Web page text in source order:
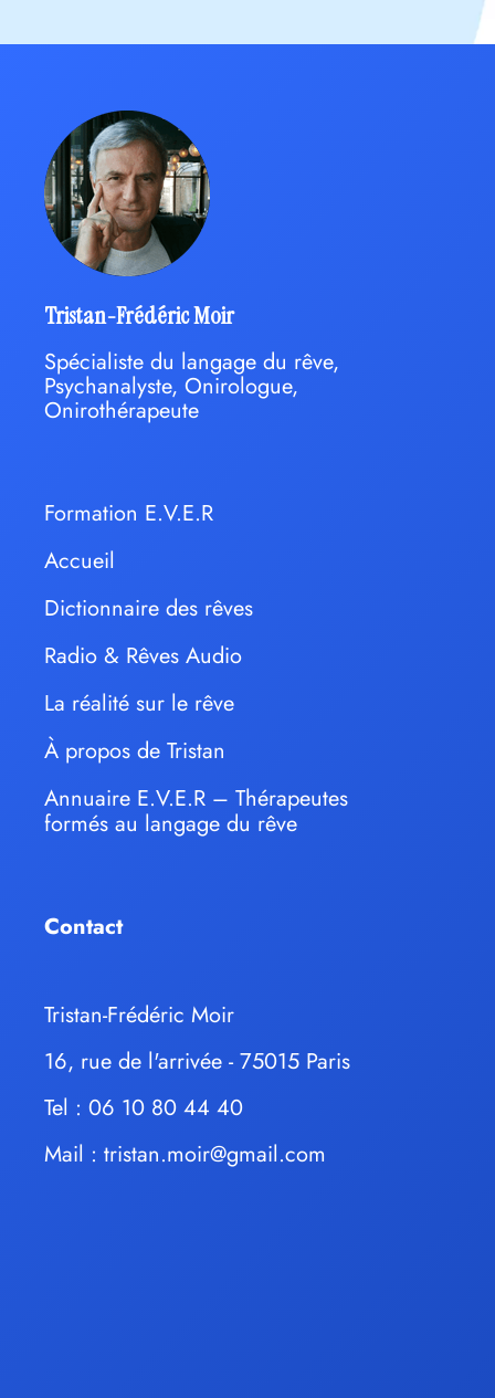
Tristan-Frédéric Moir
Spécialiste du langage du rêve,
Psychanalyste, Onirologue,
Onirothérapeute
Formation E.V.E.R
Accueil
Dictionnaire des rêves
Radio & Rêves Audio
La réalité sur le rêve
À propos de Tristan
Annuaire E.V.E.R – Thérapeutes
formés au langage du rêve
Contact
Tristan-Frédéric Moir
16, rue de l'arrivée - 75015 Paris
Tel : 06 10 80 44 40
Mail : tristan.moir@gmail.com